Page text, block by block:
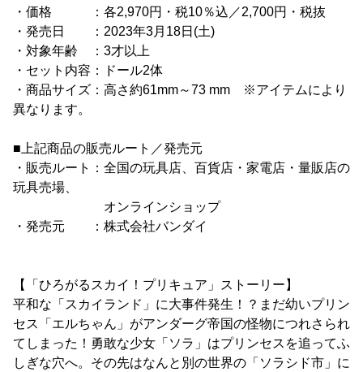
・価格 ：各2,970円・税10％込／2,700円・税抜
・発売日 ：2023年3月18日(土)
・対象年齢 ：3才以上
・セット内容：ドール2体
・商品サイズ：高さ約61mm～73 mm ※アイテムにより
異なります。
■上記商品の販売ルート／発売元
・販売ルート：全国の玩具店、百貨店・家電店・量販店の
玩具売場、
オンラインショップ
・発売元 ：株式会社バンダイ
【「ひろがるスカイ！プリキュア」ストーリー】
平和な「スカイランド」に大事件発生！？まだ幼いプリン
セス「エルちゃん」がアンダーグ帝国の怪物につれさられ
てしまった！勇敢な少女「ソラ」はプリンセスを追ってふ
しぎな穴へ。その先はなんと別の世界の「ソラシド市」に